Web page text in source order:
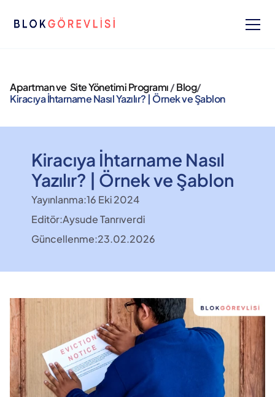
Apartman ve  Site Yönetimi Programı / Blog/
Kiracıya İhtarname Nasıl Yazılır? | Örnek ve Şablon
Kiracıya İhtarname Nasıl
Yazılır? | Örnek ve Şablon
Yayınlanma:16 Eki 2024
Editör:Aysude Tanrıverdi
Güncellenme:23.02.2026